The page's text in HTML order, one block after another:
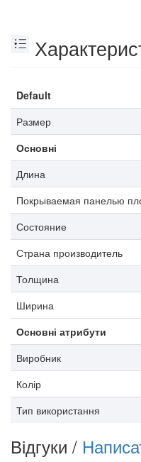
Default
Размер
Основні
Длина
Покрываемая панелью
Состояние
Страна производитель
Толщина
Ширина
Основні атрибути
Виробник
Колір
Тип використання
Відгуки /